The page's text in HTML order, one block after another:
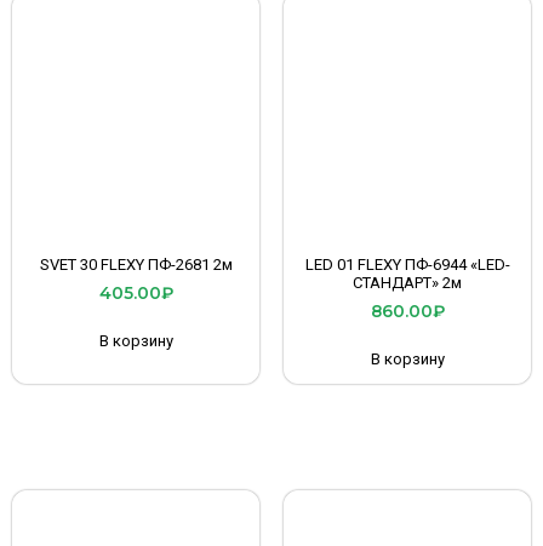
SVET 30 FLEXY ПФ-2681 2м
405.00₽
В корзину
LED 01 FLEXY ПФ-6944 «LED-
СТАНДАРТ» 2м
860.00₽
В корзину